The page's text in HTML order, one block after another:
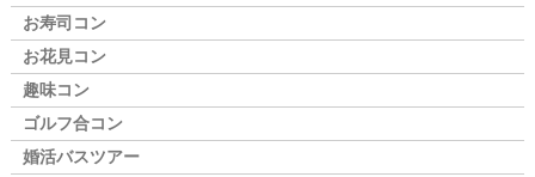
お寿司コン
お花見コン
趣味コン
ゴルフ合コン
婚活バスツアー